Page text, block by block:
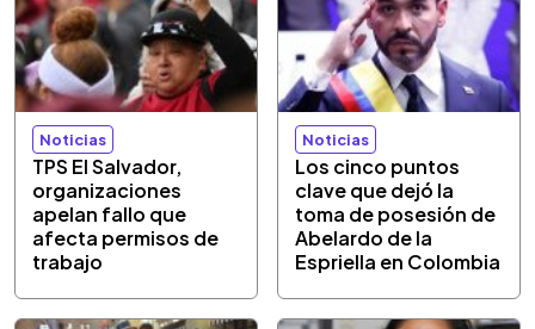
Noticias
TPS El Salvador,
organizaciones
apelan fallo que
afecta permisos de
trabajo
Noticias
Los cinco puntos
clave que dejó la
toma de posesión de
Abelardo de la
Espriella en Colombia